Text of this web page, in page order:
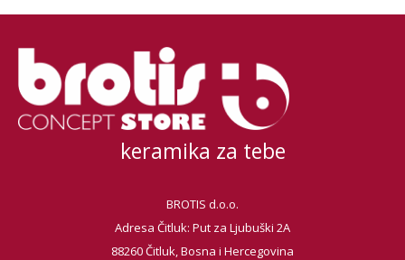
keramika za tebe
BROTIS d.o.o.
Adresa Čitluk: Put za Ljubuški 2A
88260 Čitluk, Bosna i Hercegovina